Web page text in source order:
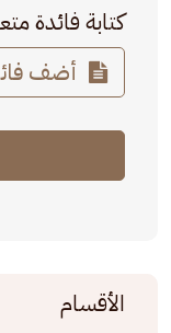
كتابة فائدة
أضف
الأقسام